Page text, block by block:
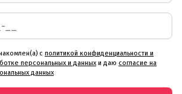
с политикой конфиденциальности и
персональных и данных и даю согласие на
данных